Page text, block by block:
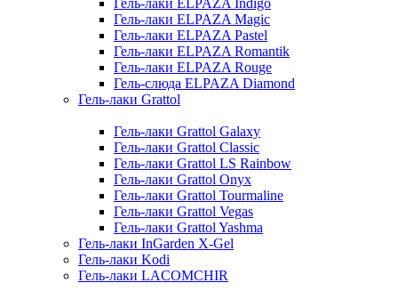
Гель-лаки ELPAZA Indigo
Гель-лаки ELPAZA Magic
Гель-лаки ELPAZA Pastel
Гель-лаки ELPAZA Romantik
Гель-лаки ELPAZA Rouge
Гель-слюда ELPAZA Diamond
Гель-лаки Grattol
Гель-лаки Grattol Galaxy
Гель-лаки Grattol Classic
Гель-лаки Grattol LS Rainbow
Гель-лаки Grattol Onyx
Гель-лаки Grattol Tourmaline
Гель-лаки Grattol Vegas
Гель-лаки Grattol Yashma
Гель-лаки InGarden X-Gel
Гель-лаки Kodi
Гель-лаки LACOMCHIR